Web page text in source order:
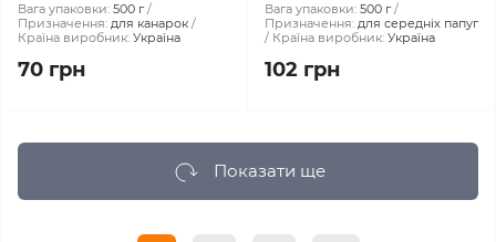
Вага упаковки: 500 г
Призначення: для канарок
Країна виробник: Україна
70 грн
Вага упаковки: 500 г
Призначення: для середніх папуг
Країна виробник: Україна
102 грн
Показати ще